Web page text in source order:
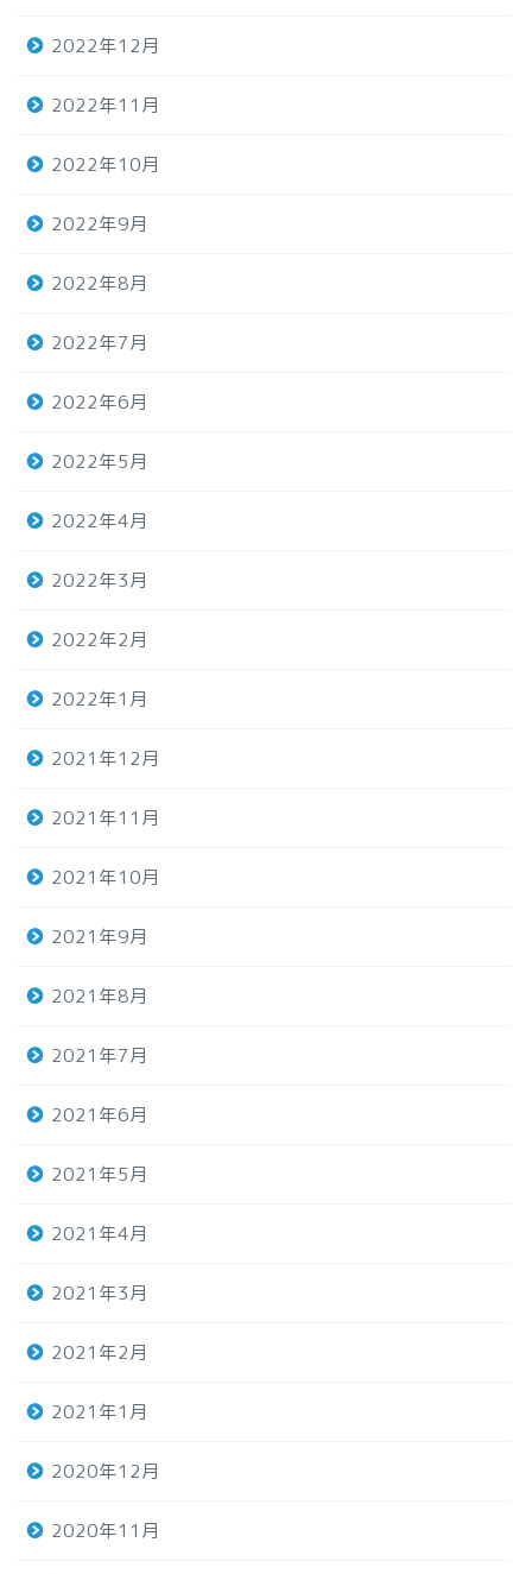
2022年12月
2022年11月
2022年10月
2022年9月
2022年8月
2022年7月
2022年6月
2022年5月
2022年4月
2022年3月
2022年2月
2022年1月
2021年12月
2021年11月
2021年10月
2021年9月
2021年8月
2021年7月
2021年6月
2021年5月
2021年4月
2021年3月
2021年2月
2021年1月
2020年12月
2020年11月